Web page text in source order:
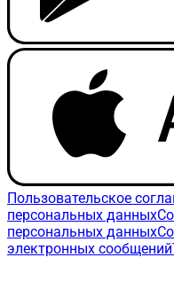
Пользовательское
персональных данных
персональных данных
электронных сообщений